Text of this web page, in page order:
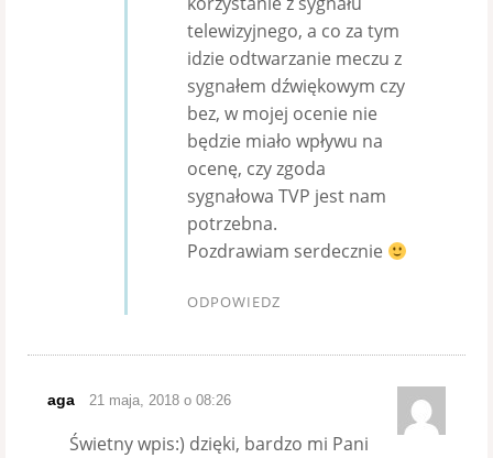
telewizyjnego, a co za tym
idzie odtwarzanie meczu z
sygnałem dźwiękowym czy
bez, w mojej ocenie nie
będzie miało wpływu na
ocenę, czy zgoda
sygnałowa TVP jest nam
potrzebna.
Pozdrawiam serdecznie
ODPOWIEDZ
aga 21 maja, 2018 o 08:26
Świetny wpis:) dzięki, bardzo mi Pani